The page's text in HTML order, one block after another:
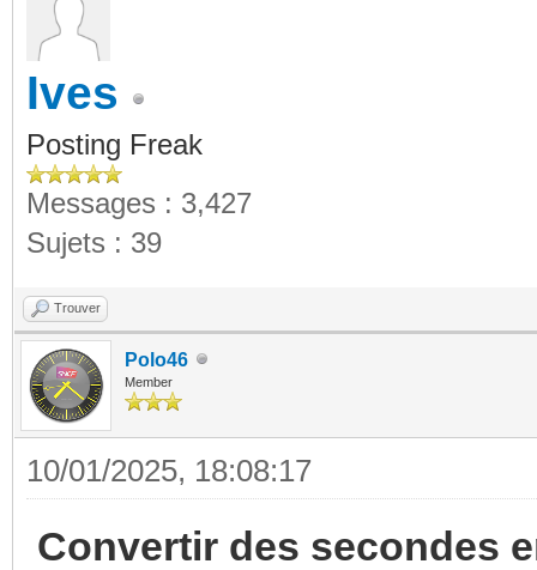
Ives
Posting Freak
Messages : 3,427
Sujets : 39
Trouver
Polo46
Member
10/01/2025, 18:08:17
Convertir des secondes